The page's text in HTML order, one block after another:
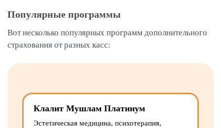
Популярные программы
Вот несколько популярных программ дополнительного
страхования от разных касс:
Клалит Мушлам Платинум
Эстетическая медицина, психотерапия,